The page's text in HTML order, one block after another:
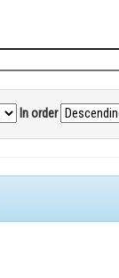
In order